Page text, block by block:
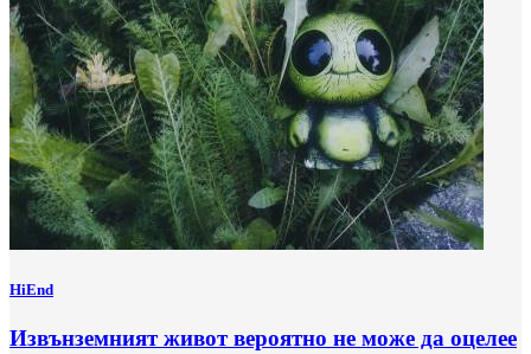
HiEnd
Извънземният живот вероятно не може да оцелее